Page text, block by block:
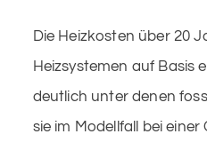
Die Heizkosten über 20
Heizsystemen auf Basis
deutlich unter denen
sie im Modellfall bei